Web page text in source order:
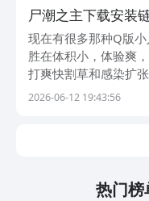
尸潮之主下载安装
在哪下​
现在有很多那种Q版
胜在体积小，体验爽
打爽快割草和感染扩
载地址有吗？很遗憾
2026-06-12 19:43:56
热门榜